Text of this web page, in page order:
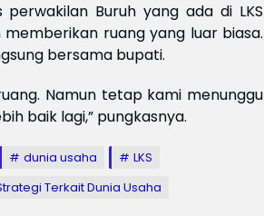
perwakilan Buruh yang ada di LKS
ruang yang luar biasa.
bersama bupati.
Namun tetap kami menunggu
baik lagi,” pungkasnya.
dunia usaha
LKS
Terkait Dunia Usaha